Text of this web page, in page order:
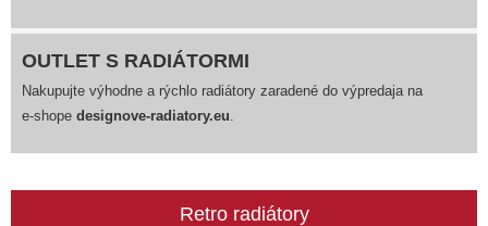
OUTLET S RADIÁTORMI
Nakupujte výhodne a rýchlo radiátory zaradené do výpredaja na
e-shope designove-radiatory.eu.
Retro radiátory